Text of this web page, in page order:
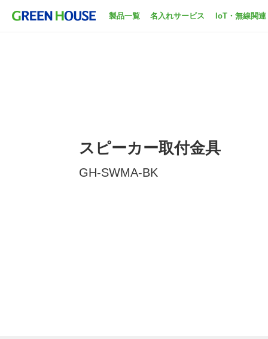
製品一覧 名入れサービス IoT・無線関連
スピーカー取付金具
GH-SWMA-BK